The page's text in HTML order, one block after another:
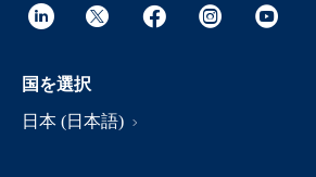
国を選択
日本 (日本語)